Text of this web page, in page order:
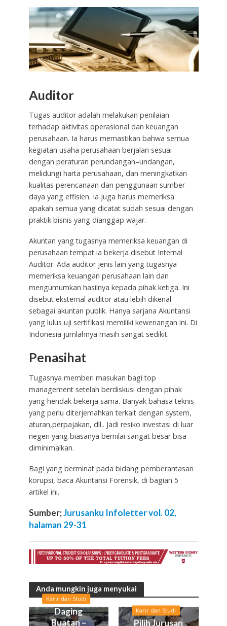
Auditor
Tugas auditor adalah melakukan penilaian
terhadap aktivitas operasional dan keuangan
perusahaan. Ia harus memastikan bahwa semua
kegiatan usaha perusahaan berjalan sesuai
dengan peraturan perundangan–undangan,
melidungi harta perusahaan, dan meningkatkan
kualitas perencanaan dan penggunaan sumber
daya yang effisien. Ia juga harus memeriksa
apakah semua yang dicatat sudah sesuai dengan
praktik bisnis yang dianggap wajar.
Akuntan yang tugasnya memeriksa keuangan di
perusahaan tempat ia bekerja disebut Internal
Auditor. Ada auditor jenis lain yang tugasnya
memeriksa keuangan perusahaan lain dan
mengumumkan hasilnya kepada pihak ketiga. Ini
disebut eksternal auditor atau lebih dikenal
sebagai akuntan publik. Hanya sarjana Akuntansi
yang lulus uji sertifikasi memiliki kewenangan ini. Di
Indonesia jumlahnya masih sangat sedikit.
Penasihat
Tugasnya memberi masukan bagi top
management setelah berdiskusi dengan pihak
yang hendak bekerja sama. Banyak bahasa teknis
yang perlu diterjemahkan terkait dengan system,
aturan,perpajakan, dll.. Jadi resiko investasi di luar
negeri yang biasanya bernilai sangat besar bisa
diminimalkan.
Bagi yang berminat pada bidang pemberantasan
korupsi, baca Akuntansi Forensik, di bagian 5
artikel ini.
Sumber;Jurusanku Infoletter vol. 02,
halaman 29-31
Anda mungkin juga menyukai
Karir dan Studi
Daging
Buatan –
Karir dan Studi
Pilih Jurusan